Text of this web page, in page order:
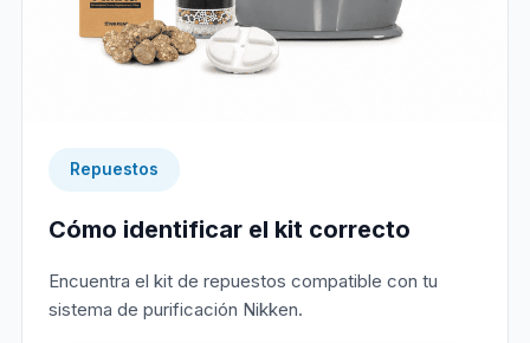
Repuestos
Cómo identificar el kit correcto
Encuentra el kit de repuestos compatible con tu
sistema de purificación Nikken.